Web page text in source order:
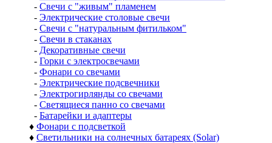
- Свечи с "живым" пламенем
- Электрические столовые свечи
- Свечи с "натуральным фитильком"
- Свечи в стаканах
- Декоративные свечи
- Горки с электросвечами
- Фонари со свечами
- Электрические подсвечники
- Электрогирлянды со свечами
- Светящиеся панно со свечами
- Батарейки и адаптеры
♦ Фонари с подсветкой
♦ Светильники на солнечных батареях (Solar)